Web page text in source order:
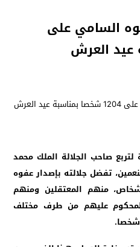
السامي على
صاحب الجلالة الملك محمد
تفضل جلالته بإصدار عفوه
منهم المعتقلين ومنهم
عليهم من طرف مختلف